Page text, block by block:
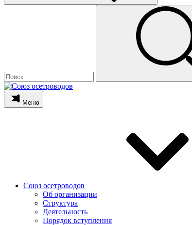
Меню
Союз осетроводов
Об организации
Структура
Деятельность
Порядок вступления